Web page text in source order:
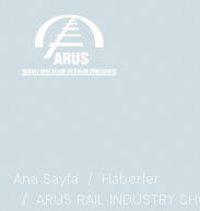
Ana Sayfa
Haberler
ARUS RAIL INDUSTRY